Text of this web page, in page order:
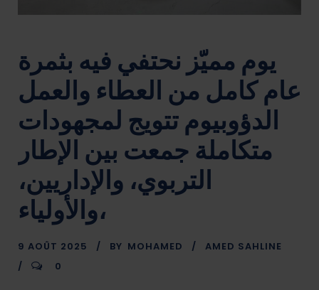
يوم مميّز نحتفي فيه بثمرة
عام كامل من العطاء والعمل
الدؤوبيوم تتويج لمجهودات
متكاملة جمعت بين الإطار
التربوي، والإداريين،
والأولياء،
9 AOÛT 2025 BY MOHAMED
AMED SAHLINE
0